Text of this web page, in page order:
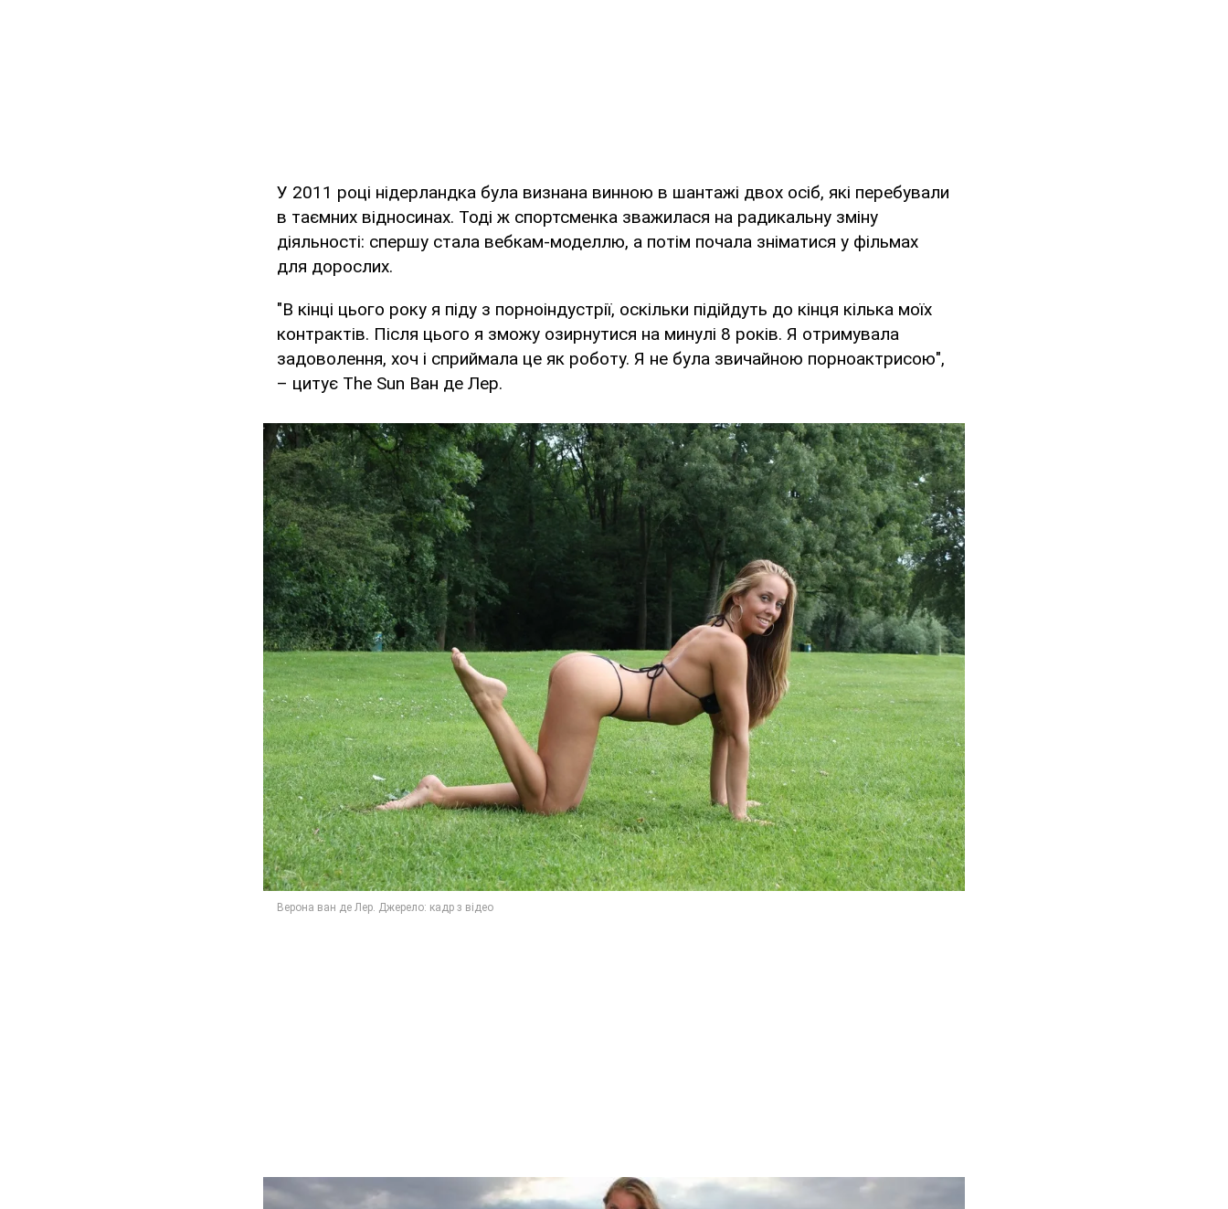
У 2011 році нідерландка була визнана винною в шантажі двох осіб, які перебували
в таємних відносинах. Тоді ж спортсменка зважилася на радикальну зміну
діяльності: спершу стала вебкам-моделлю, а потім почала зніматися у фільмах
для дорослих.
"В кінці цього року я піду з порноіндустрії, оскільки підійдуть до кінця кілька моїх
контрактів. Після цього я зможу озирнутися на минулі 8 років. Я отримувала
задоволення, хоч і сприймала це як роботу. Я не була звичайною порноактрисою",
– цитує The Sun Ван де Лер.